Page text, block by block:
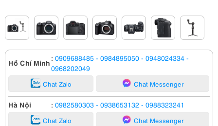
Hồ Chí Minh : 0909688485 - 0984895050 - 0948024334 -
0968202049
Chat Zalo Chat Messenger
Hà Nội : 0982580303 - 0938653132 - 0988323241
Chat Zalo Chat Messenger